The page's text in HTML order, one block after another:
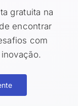
gratuita na
encontrar
com